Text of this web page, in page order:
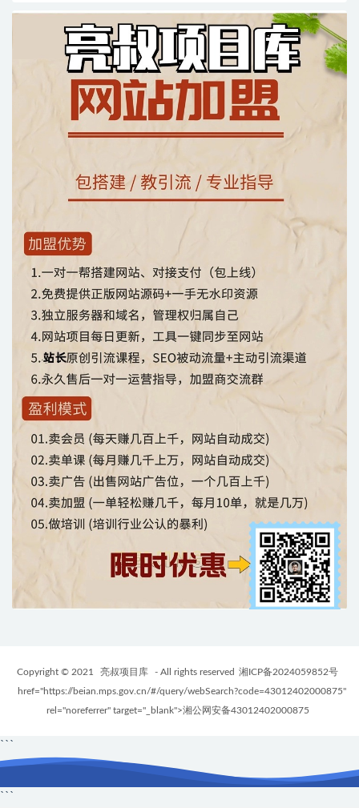
Copyright © 2021 亮叔项目库 - All rights reserved 湘ICP备2024059852号
href="https://beian.mps.gov.cn/#/query/webSearch?code=43012402000875"
rel="noreferrer" target="_blank">湘公网安备43012402000875
```
```